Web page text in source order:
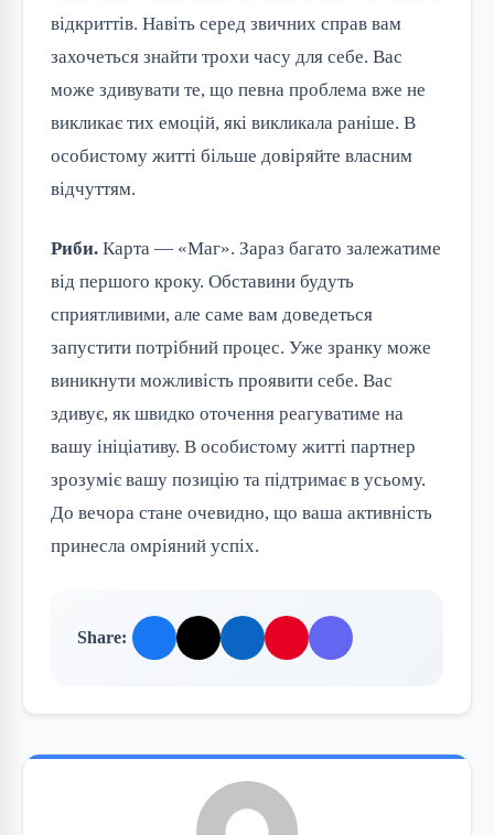
відкриттів. Навіть серед звичних справ вам
захочеться знайти трохи часу для себе. Вас
може здивувати те, що певна проблема вже не
викликає тих емоцій, які викликала раніше. В
особистому житті більше довіряйте власним
відчуттям.
Риби. Карта — «Маг». Зараз багато залежатиме
від першого кроку. Обставини будуть
сприятливими, але саме вам доведеться
запустити потрібний процес. Уже зранку може
виникнути можливість проявити себе. Вас
здивує, як швидко оточення реагуватиме на
вашу ініціативу. В особистому житті партнер
зрозуміє вашу позицію та підтримає в усьому.
До вечора стане очевидно, що ваша активність
принесла омріяний успіх.
Share: